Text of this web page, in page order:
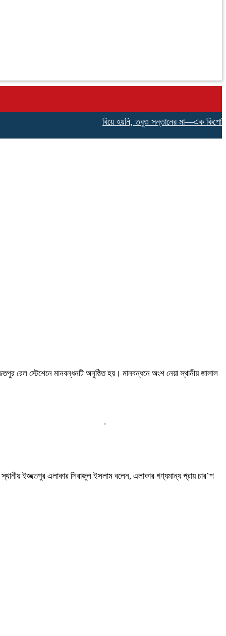
বিয়ে হয়নি, তবুও সন্তানের মা—এক কিশোরীর না
রেল স্টেশেনে মানবন্ধনটি অনুষ্ঠিত হয়। মানবন্ধনে অংশ নেয়া স্থানীয় জালাল
ইজ্জতপুর এলাকার সিরাজুল ইসলাম বলেন, এলাকার গণ্যমান্য প্রায় চার’শ